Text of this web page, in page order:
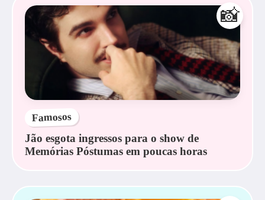
📸
Famosos
Jão esgota ingressos para o show de
Memórias Póstumas em poucas horas